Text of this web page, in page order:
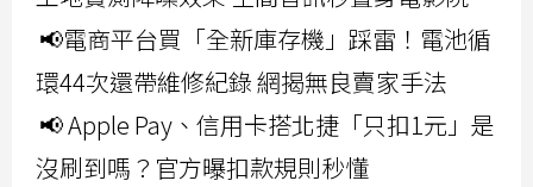
📢電商平台買「全新庫存機」踩雷！電池循
環44次還帶維修紀錄 網揭無良賣家手法
📢 Apple Pay、信用卡搭北捷「只扣1元」是
沒刷到嗎？官方曝扣款規則秒懂